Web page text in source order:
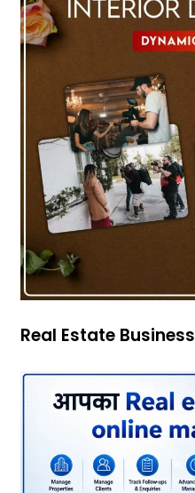
Real Estate Business